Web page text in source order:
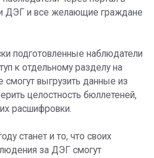
ДЭГ и все желающие граждане
подготовленные наблюдатели
к отдельному разделу на
смогут выгрузить данные из
целостность бюллетеней,
расшифровки.
станет и то, что своих
за ДЭГ смогут